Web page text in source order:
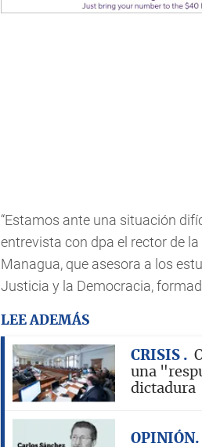
“Estamos ante una situación
entrevista con dpa el rector de
Managua, que asesora a los
Justicia y la Democracia,
LEE ADEMÁS
CRISIS
una
dictadura
OPINIÓN